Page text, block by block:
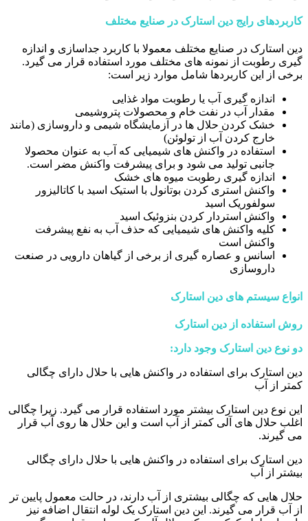
کاربردهای رایج دین استارک در صنایع مختلف
دین استارک در صنایع مختلف معمولا با کاربرد جداسازی و اندازه
گیری رطوبت از نمونه های مختلف مورد استفاده قرار می گیرد.
برخی از این کاربردها شامل موارد زیر است:
اندازه گیری آب یا رطوبت مواد غذایی
مقدار آب در نفت خام و محصولات پتروشیمی
خشک کردن حلال ها در آزمایشگاه شیمی و داروسازی (مانند
خارج کردن آب از تولوئن)
استفاده در واکنش های شیمیایی که آب به عنوان محصولا
جانبی تولید می شود و برای پیشرفت واکنش مضر است.
اندازه گیری رطوبت میوه های خشک
واکنش استری کردن بوتانول با استیک اسید با کاتالیزور
سولفوریک اسید
واکنش استردار کردن بنزوئیک اسید
کلیه واکنش های شیمیایی که حذف آب به نفع پیشرفت
واکنش است
اسانس و عصاره گیری از برخی از گیاهان دارویی در صنعت
داروسازی
انواع سیستم های دین استارک
روش استفاده از دین استارک
دو نوع دین استارک وجود دارد:
دین استارک برای استفاده در واکنش هایی با حلال دارای چگالی
کمتر از آب
این نوع دین استارک بیشتر مورد استفاده قرار می گیرد. زیرا چگالی
اغلب حلال های آلی کمتر از آب است و این حلال ها روی آب قرار
می گیرند.
دین استارک برای استفاده در واکنش هایی با حلال دارای چگالی
بیشتر از آب
حلال هایی که چگالی بیشتری از آب دارند، در حالت معمول پایین تر
از آب قرار می گیرند. این دین استارک یک لوله انتقال اضافه نیز